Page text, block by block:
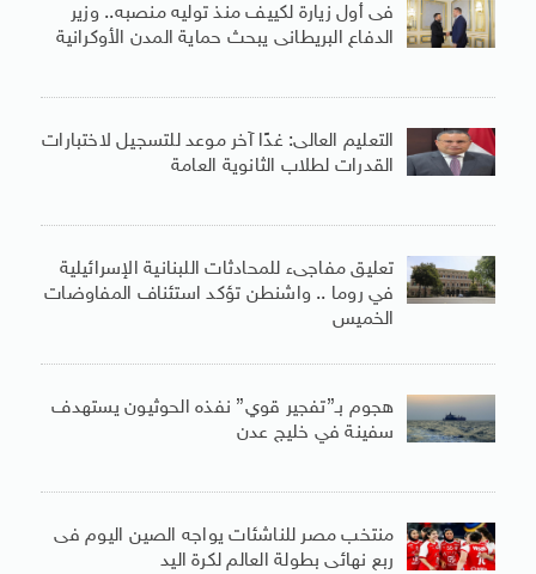
فى أول زيارة لكييف منذ توليه منصبه.. وزير
الدفاع البريطانى يبحث حماية المدن الأوكرانية
التعليم العالى: غدًا آخر موعد للتسجيل لاختبارات
القدرات لطلاب الثانوية العامة
تعليق مفاجىء للمحادثات اللبنانية الإسرائيلية
في روما .. واشنطن تؤكد استئناف المفاوضات
الخميس
هجوم بـ”تفجير قوي” نفذه الحوثيون يستهدف
سفينة في خليج عدن
منتخب مصر للناشئات يواجه الصين اليوم فى
ربع نهائى بطولة العالم لكرة اليد